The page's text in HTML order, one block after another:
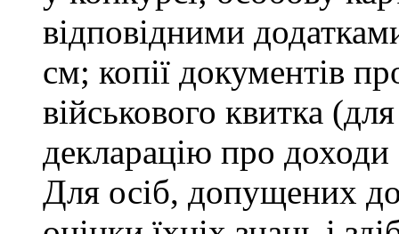
відповідними
см; копії документів
військового квитка
декларацію про доходи
Для осіб, допущених